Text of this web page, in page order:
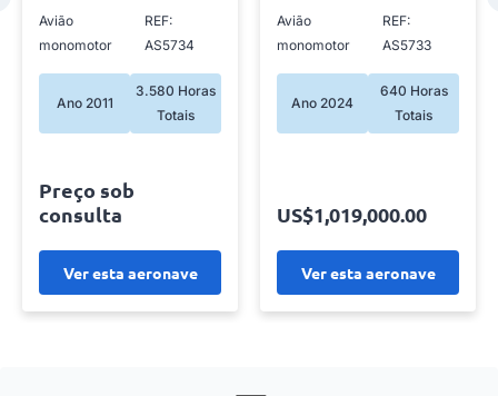
Avião
monomotor
REF:
AS5734
Ano 2011
3.580 Horas
Totais
Ver esta aeronave
Preço sob
consulta
Avião
monomotor
REF:
AS5733
Ano 2024
640 Horas
Totais
Ver esta aeronave
US$1,019,000.00